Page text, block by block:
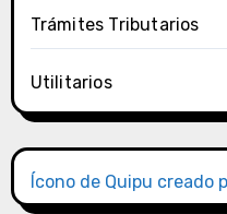
Trámites Tributarios
Utilitarios
Ícono de Quipu creado